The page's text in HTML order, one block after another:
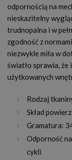
odpornością na
nieskazitelny
trudnopalna i w
zgodność z
niezwykle miła w
światło sprawia, że
użytkowanych
Rodzaj
Skład
Gramatura:
Odporność
cykli